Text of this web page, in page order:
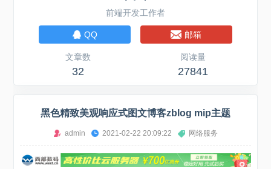
前端开发工作者
QQ 邮箱
文章数
32
阅读量
27841
黑色精致美观响应式图文博客zblog mip主题
admin 2021-02-22 20:09:22 网络服务